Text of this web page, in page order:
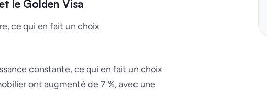
le Golden Visa
ce qui en fait un choix
constante, ce qui en fait un choix
ont augmenté de 7 %, avec une